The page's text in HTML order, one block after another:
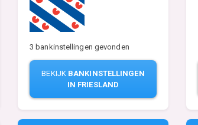
3 bankinstellingen gevonden
BEKIJK BANKINSTELLINGEN
IN FRIESLAND